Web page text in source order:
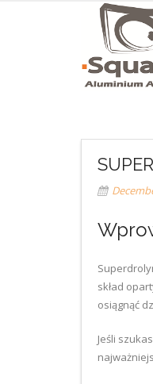
skład
osiągnąć
Jeśli